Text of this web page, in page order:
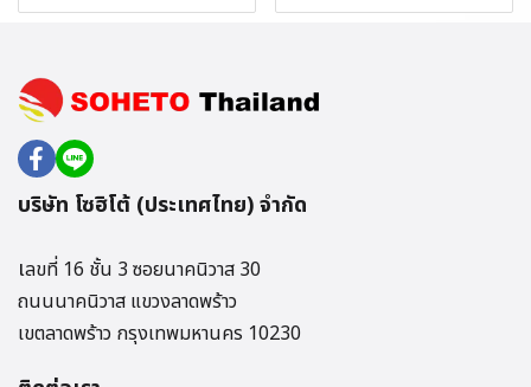
บริษัท โซฮิโต้ (ประเทศไทย) จำกัด
เลขที่ 16 ชั้น 3 ซอยนาคนิวาส 30
ถนนนาคนิวาส แขวงลาดพร้าว
เขตลาดพร้าว กรุงเทพมหานคร 10230